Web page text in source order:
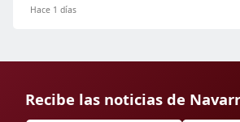
Hace 1 días
Recibe las noticias de